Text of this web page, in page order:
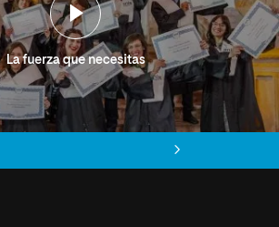
La fuerza que necesitas